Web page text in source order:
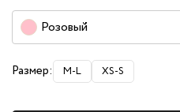
Розовый
Размер: M-L XS-S